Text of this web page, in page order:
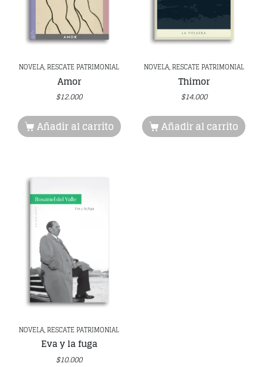
NOVELA, RESCATE PATRIMONIAL
Amor
$12.000
Añadir al carrito
NOVELA, RESCATE PATRIMONIAL
Thimor
$14.000
Añadir al carrito
NOVELA, RESCATE PATRIMONIAL
Eva y la fuga
$10.000